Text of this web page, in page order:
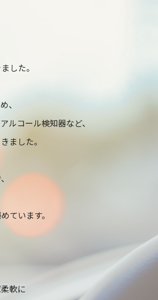
した。
、
ルコール検知器など、
ました。
ています。
軟に